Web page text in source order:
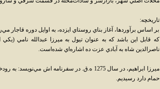
تاريخچه:
بر اساس برآوردها، آغاز بناي روستاي ايزده، به اوايل دوره
که قابل اين باشد که به عنوان تيول به ميرزا عبدالله نامي
ناصرالدين شاه به آبادي عزت ده اشاره‌اي شده‌است.
ميرزا ابراهيم، در سال 1275 ه.ق. در سفرنامه اش
حمام دارد رسيديم.